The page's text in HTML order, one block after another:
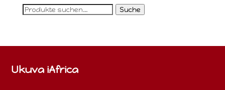
Suche
Suche
Ukuva iAfrica